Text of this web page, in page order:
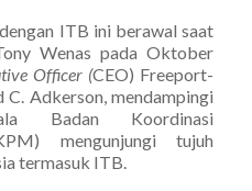
ITB ini berawal saat
Wenas pada Oktober
Officer (CEO) Freeport-
Adkerson, mendampingi
Badan Koordinasi
mengunjungi tujuh
termasuk ITB.